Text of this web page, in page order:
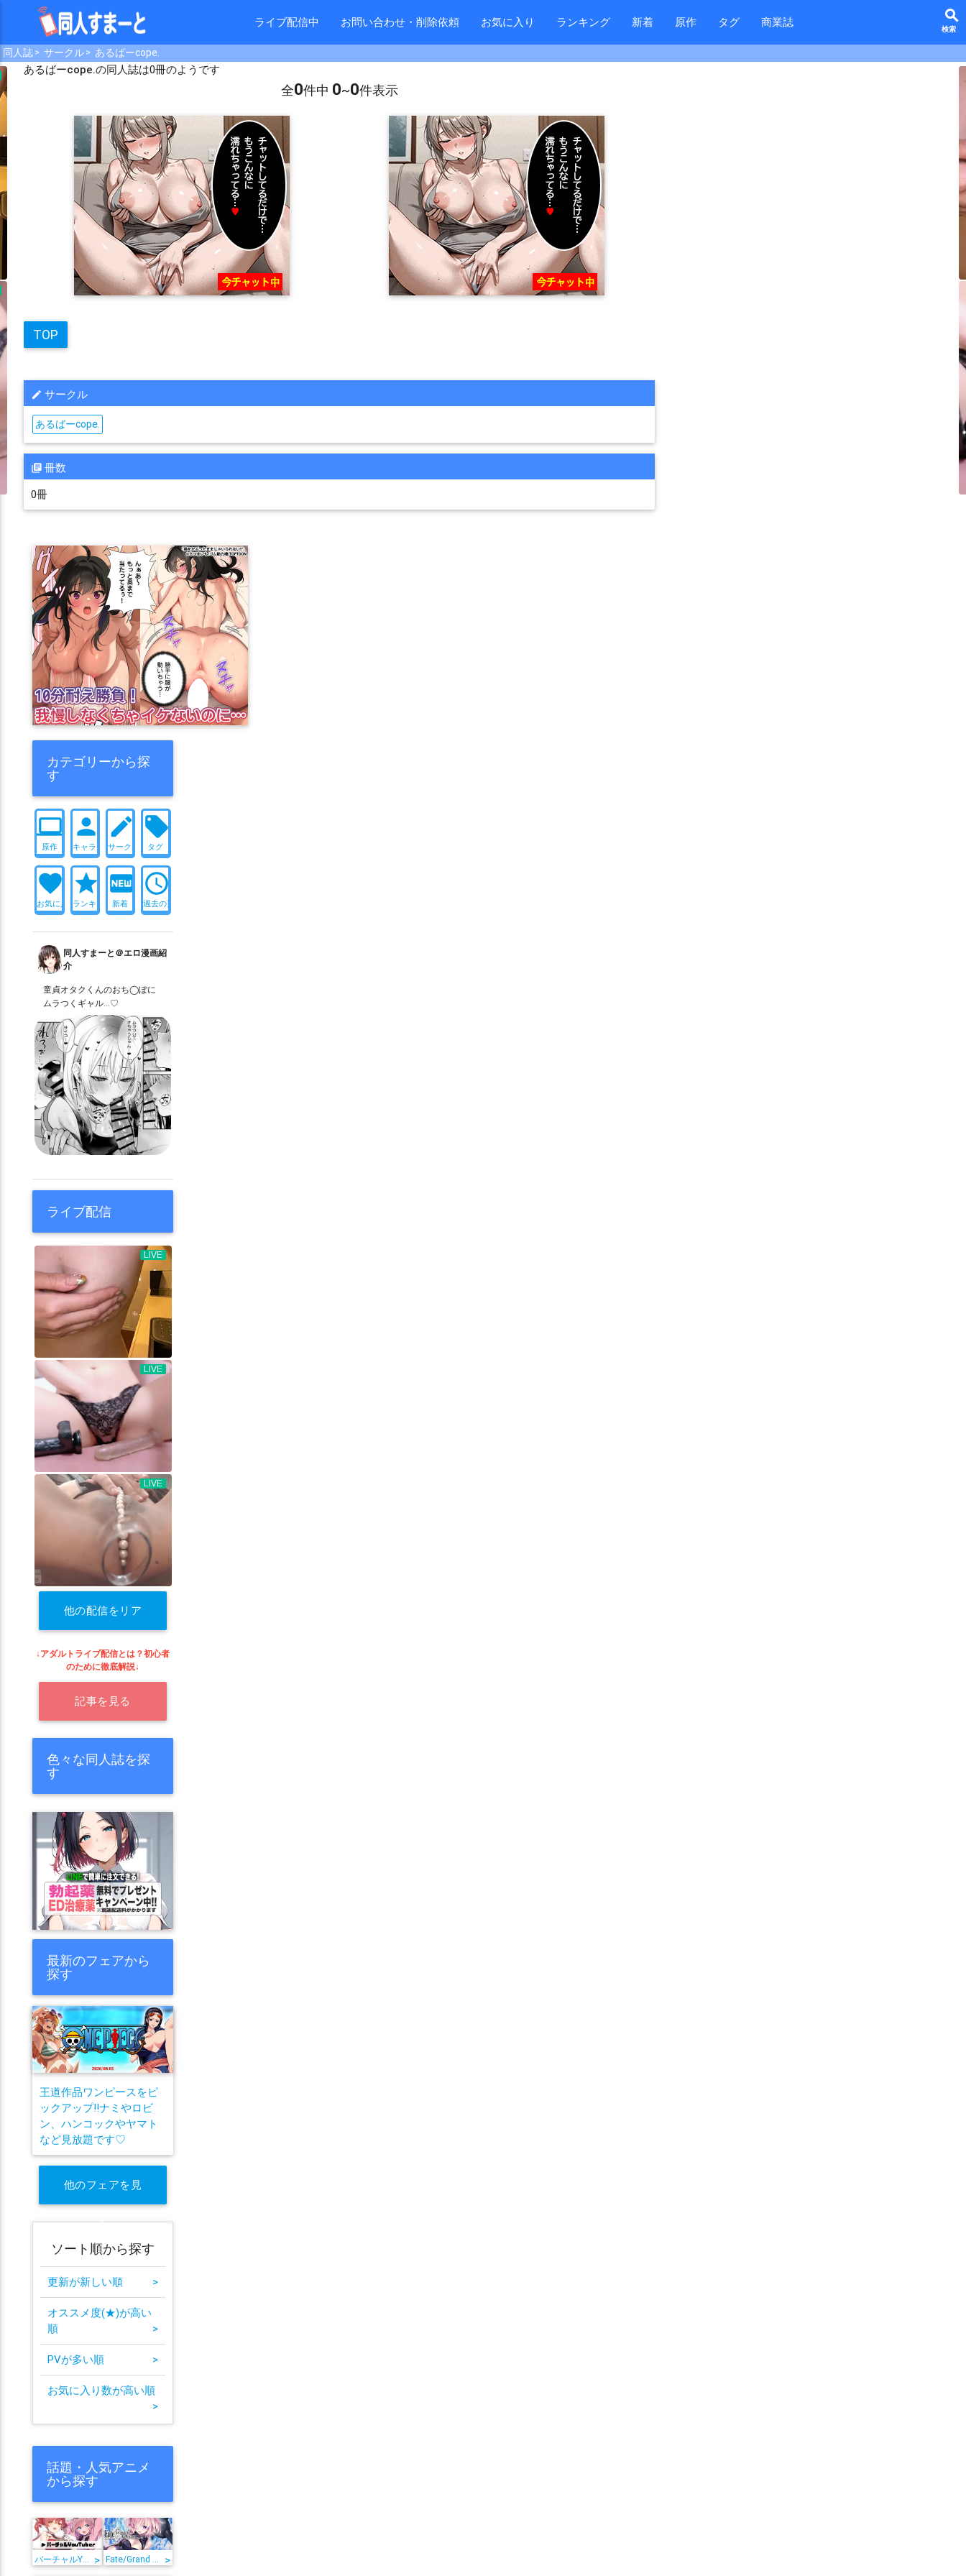
ライブ配信中 お問い合わせ・削除依頼 お気に入り ランキング 新着 原作 タグ 商業誌 search
同人誌 サークル あるばーcope.
あるばーcope.の同人誌は0冊のようです
全0件中 0~0件表示
TOP
サークル
あるばーcope.
冊数
0冊
カテゴリーから探
す
computer
原作
person
キャラ
create
サークル
local_offer
タグ
favorite
お気に入り
star
ランキング
fiber_new
新着
access_time
過去の更新
同人すまーと＠エロ漫画紹
介
童貞オタクくんのおち◯ぽに
ムラつくギャル…♡
ライブ配信
他の配信をリア
ルタイムで探す
↓アダルトライブ配信とは？初心者
のために徹底解説↓
記事を見る
色々な同人誌を探
す
最新のフェアから
探す
王道作品ワンピースをピ
ックアップ!!ナミやロビ
ン、ハンコックやヤマト
など見放題です♡
他のフェアを見
る
ソート順から探す
更新が新しい順 >
オススメ度(★)が高い
順
>
PVが多い順 >
お気に入り数が高い順
>
話題・人気アニメ
から探す
バーチャルYouTuber > Fate/Grand Order >